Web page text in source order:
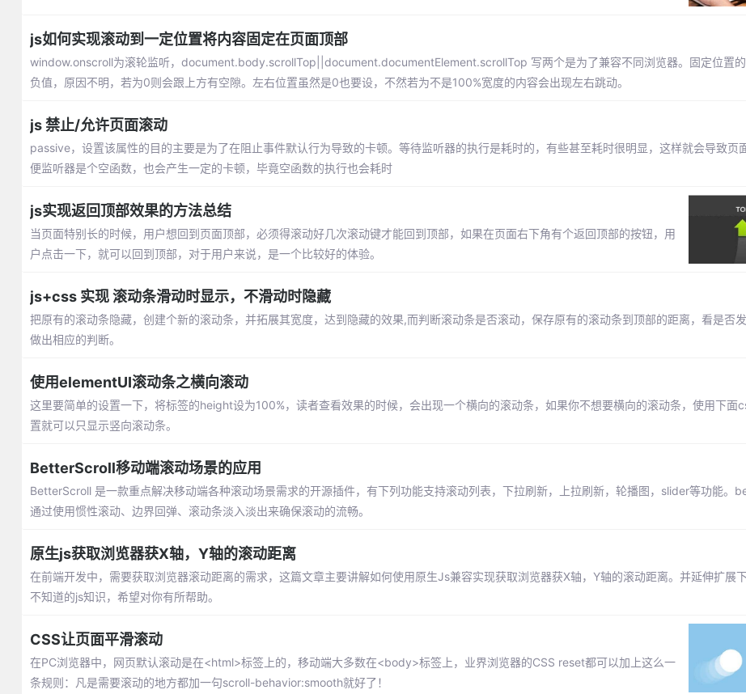
js如何实现滚动到一定位置将内容固定在页面顶部
window.onscroll为滚轮监听，document.body.scrollTop||document.documentElement.scrollTop 写两个是为了兼容不同浏览器。固定位置
负值，原因不明，若为0则会跟上方有空隙。左右位置虽然是0也要设，不然若为不是100%宽度的内容会出现左右跳动。
js 禁止/允许页面滚动
passive，设置该属性的目的主要是为了在阻止事件默认行为导致的卡顿。等待监听器的执行是耗时的，有些甚至耗时很明显，这样就会导致页
便监听器是个空函数，也会产生一定的卡顿，毕竟空函数的执行也会耗时
js实现返回顶部效果的方法总结
当页面特别长的时候，用户想回到页面顶部，必须得滚动好几次滚动键才能回到顶部，如果在页面右下角有个返回顶部的按钮，用
户点击一下，就可以回到顶部，对于用户来说，是一个比较好的体验。
js+css 实现 滚动条滑动时显示，不滑动时隐藏
把原有的滚动条隐藏，创建个新的滚动条，并拓展其宽度，达到隐藏的效果,而判断滚动条是否滚动，保存原有的滚动条到顶部的距离，看是否发
做出相应的判断。
使用elementUI滚动条之横向滚动
这里要简单的设置一下，将标签的height设为100%，读者查看效果的时候，会出现一个横向的滚动条，如果你不想要横向的滚动条，使用下面
置就可以只显示竖向滚动条。
BetterScroll移动端滚动场景的应用
BetterScroll 是一款重点解决移动端各种滚动场景需求的开源插件，有下列功能支持滚动列表，下拉刷新，上拉刷新，轮播图，slider等功能。
通过使用惯性滚动、边界回弹、滚动条淡入淡出来确保滚动的流畅。
原生js获取浏览器获X轴，Y轴的滚动距离
在前端开发中，需要获取浏览器滚动距离的需求，这篇文章主要讲解如何使用原生Js兼容实现获取浏览器获X轴，Y轴的滚动距离。并延伸扩展
不知道的js知识，希望对你有所帮助。
CSS让页面平滑滚动
在PC浏览器中，网页默认滚动是在<html>标签上的，移动端大多数在<body>标签上，业界浏览器的CSS reset都可以加上这么一
条规则：凡是需要滚动的地方都加一句scroll-behavior:smooth就好了！